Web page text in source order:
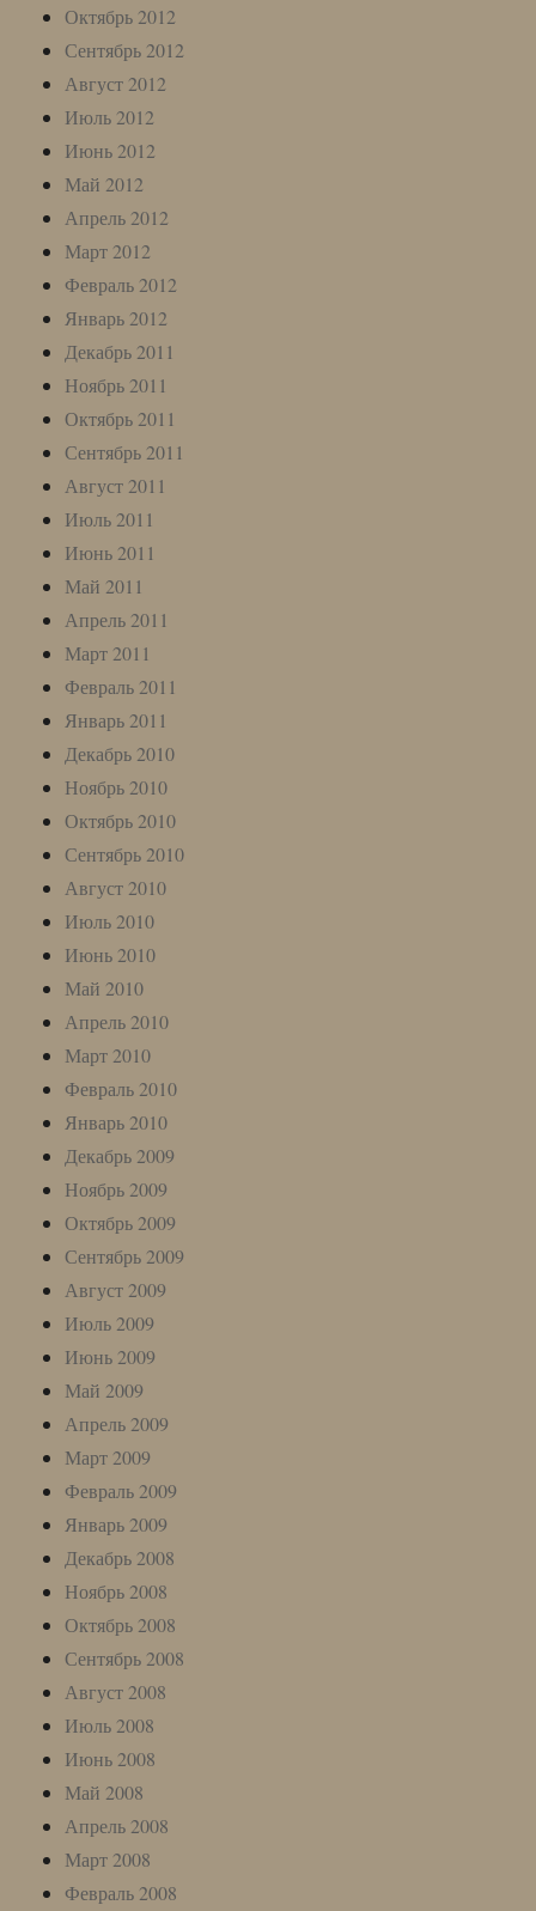
Октябрь 2012
Сентябрь 2012
Август 2012
Июль 2012
Июнь 2012
Май 2012
Апрель 2012
Март 2012
Февраль 2012
Январь 2012
Декабрь 2011
Ноябрь 2011
Октябрь 2011
Сентябрь 2011
Август 2011
Июль 2011
Июнь 2011
Май 2011
Апрель 2011
Март 2011
Февраль 2011
Январь 2011
Декабрь 2010
Ноябрь 2010
Октябрь 2010
Сентябрь 2010
Август 2010
Июль 2010
Июнь 2010
Май 2010
Апрель 2010
Март 2010
Февраль 2010
Январь 2010
Декабрь 2009
Ноябрь 2009
Октябрь 2009
Сентябрь 2009
Август 2009
Июль 2009
Июнь 2009
Май 2009
Апрель 2009
Март 2009
Февраль 2009
Январь 2009
Декабрь 2008
Ноябрь 2008
Октябрь 2008
Сентябрь 2008
Август 2008
Июль 2008
Июнь 2008
Май 2008
Апрель 2008
Март 2008
Февраль 2008